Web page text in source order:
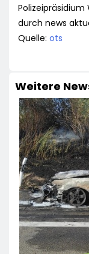
durch news
Quelle: ots
Weitere